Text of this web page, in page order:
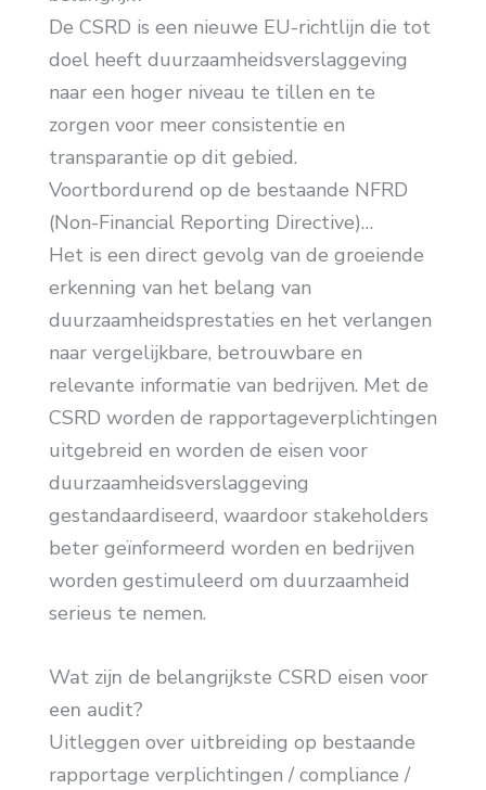
De CSRD is een nieuwe EU-richtlijn die tot
doel heeft duurzaamheidsverslaggeving
naar een hoger niveau te tillen en te
zorgen voor meer consistentie en
transparantie op dit gebied.
Voortbordurend op de bestaande NFRD
(Non-Financial Reporting Directive)…
Het is een direct gevolg van de groeiende
erkenning van het belang van
duurzaamheidsprestaties en het verlangen
naar vergelijkbare, betrouwbare en
relevante informatie van bedrijven. Met de
CSRD worden de rapportageverplichtingen
uitgebreid en worden de eisen voor
duurzaamheidsverslaggeving
gestandaardiseerd, waardoor stakeholders
beter geïnformeerd worden en bedrijven
worden gestimuleerd om duurzaamheid
serieus te nemen.
Wat zijn de belangrijkste CSRD eisen voor
een audit?
Uitleggen over uitbreiding op bestaande
rapportage verplichtingen / compliance /